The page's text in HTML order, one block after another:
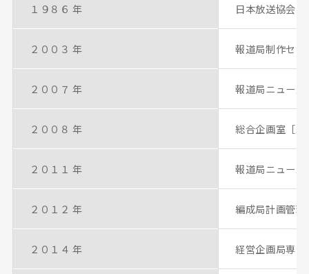
１９８６ 年 日本放送協会入
２００３ 年 報道局制作セ
２００７ 年 報道局ニュー
２００８ 年 総合企画室［
２０１１ 年 報道局ニュー
２０１２ 年 編成局計画管
２０１４ 年 経営企画局専任